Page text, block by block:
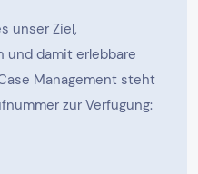
unser Ziel,
und damit erlebbare
Management steht
zur Verfügung: